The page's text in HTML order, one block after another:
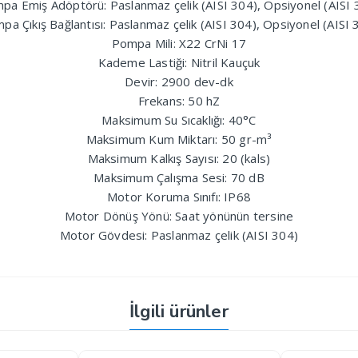
Emiş Adöptörü: Paslanmaz çelik (AISI 304), Opsiyonel (AISI
Çıkış Bağlantısı: Paslanmaz çelik (AISI 304), Opsiyonel (AISI
Pompa Mili: X22 CrNi 17
Kademe Lastiği: Nitril Kauçuk
Devir: 2900 dev-dk
Frekans: 50 hZ
Maksimum Su Sıcaklığı: 40°C
Maksimum Kum Miktarı: 50 gr-m³
Maksimum Kalkış Sayısı: 20 (kals)
Maksimum Çalışma Sesi: 70 dB
Motor Koruma Sınıfı: IP68
Motor Dönüş Yönü: Saat yönünün tersine
Motor Gövdesi: Paslanmaz çelik (AISI 304)
İlgili ürünler